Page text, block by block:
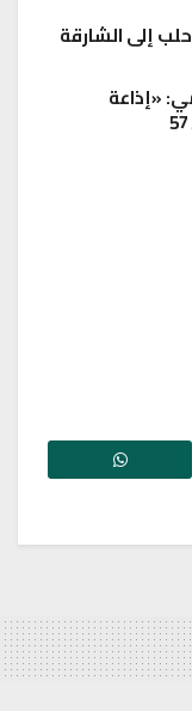
إلى الشارقة
«إذاعة